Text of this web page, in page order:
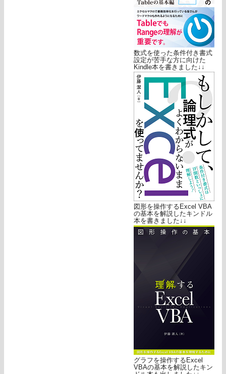
数式を使った条件付き書式
設定が苦手な方に向けた
Kindle本を書きました↓↓
図形を操作するExcel VBA
の基本を解説したキンドル
本を書きました↓↓
グラフを操作するExcel
VBAの基本を解説したキン